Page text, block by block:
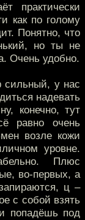
практически
как по голому
Понятно, что
но ты не
Очень удобно.
сильный, у нас
надевать
конечно, тут
равно очень
возле кожи
уровне.
Плюс
во-первых, а
ц –
с собой взять
попадёшь под